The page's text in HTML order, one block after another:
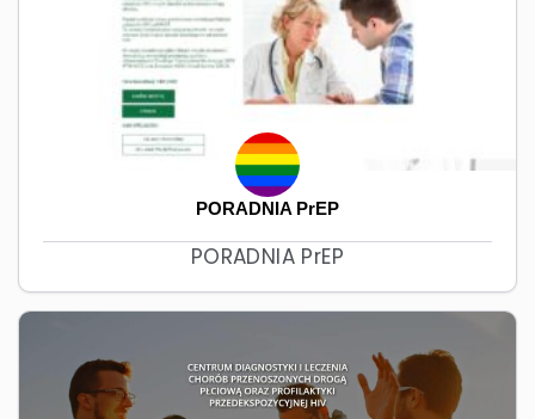
PORADNIA PrEP
PORADNIA PrEP